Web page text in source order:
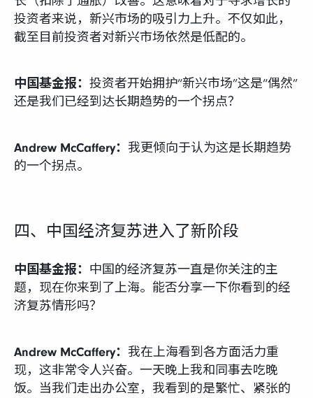
投资者来说，新兴市场的吸引力上升。不仅如此，
截至目前投资者对新兴市场依然是低配的。
中国基金报： 投资者开始拥护“新兴市场”这是“偶然”
还是我们已经到达长期趋势的一个拐点？
Andrew McCaffery： 我更倾向于认为这是长期趋势
的一个拐点。
四、中国经济复苏进入了新阶段
中国基金报： 中国的经济复苏一直是你关注的主
题，现在你来到了上海。能否分享一下你看到的经
济复苏情形吗？
Andrew McCaffery： 我在上海看到各方面活力重
现，这非常令人兴奋。一天晚上我和同事去吃晚
饭。当我们走出办公室，我看到的是繁忙、紧张的